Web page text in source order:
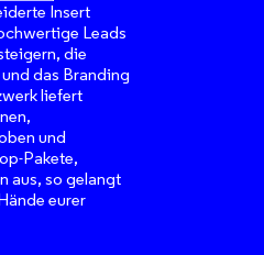
Insert
Leads
die
das Branding
liefert
und
Pakete,
aus, so gelangt
eurer